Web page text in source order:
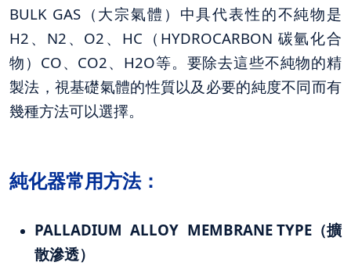
BULK GAS（大宗氣體）中具代表性的不純物是
H2、N2、O2、HC（HYDROCARBON 碳氫化合
物）CO、CO2、H2O等。要除去這些不純物的精
製法，視基礎氣體的性質以及必要的純度不同而有
幾種方法可以選擇。
純化器常用方法：
PALLADIUM ALLOY MEMBRANE TYPE（擴
散滲透）